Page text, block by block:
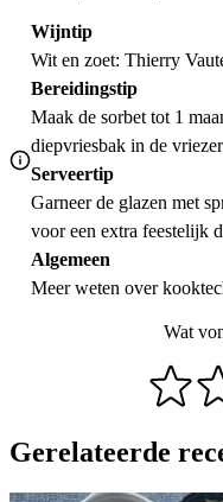
Wijntip
Wit en zoet: Thierry
Bereidingstip
Maak de sorbet tot 1
diepvriesbak in de
Serveertip
Garneer de glazen met
voor een extra feestelijk
Algemeen
Meer weten over
Wat
Gerelateerde